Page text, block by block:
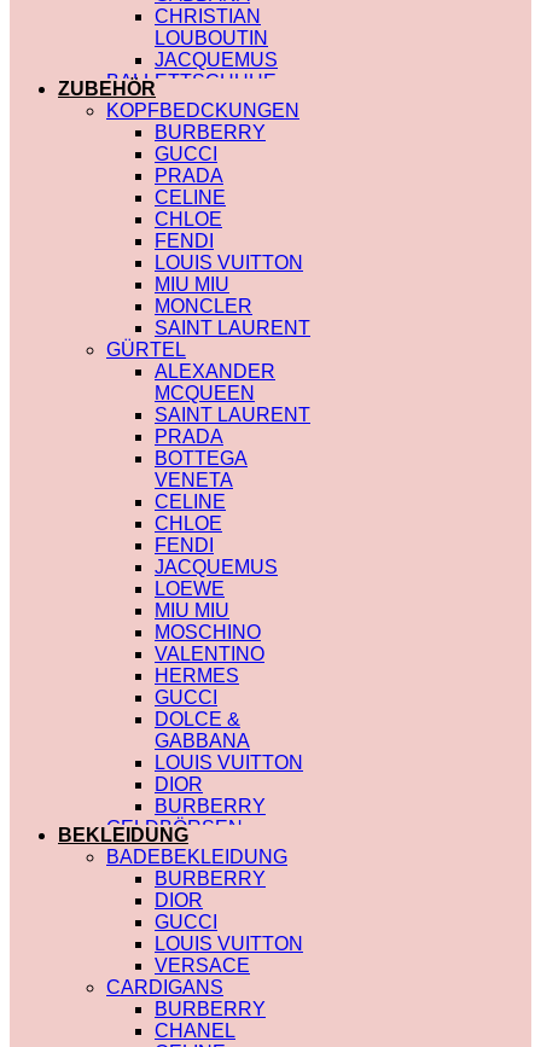
CHRISTIAN
LOUBOUTIN
JACQUEMUS
BALLETTSCHUHE
LOUIS VUITTON
ZUBEHÖR
KOPFBEDCKUNGEN
BURBERRY
GUCCI
PRADA
CELINE
CHLOE
FENDI
LOUIS VUITTON
MIU MIU
MONCLER
SAINT LAURENT
GÜRTEL
ALEXANDER
MCQUEEN
SAINT LAURENT
PRADA
BOTTEGA
VENETA
CELINE
CHLOE
FENDI
JACQUEMUS
LOEWE
MIU MIU
MOSCHINO
VALENTINO
HERMES
GUCCI
DOLCE &
GABBANA
LOUIS VUITTON
DIOR
BURBERRY
GELDBÖRSEN
SAINT LAURENT
PRADA
HERMES
GUCCI
DIOR
CHLOE
FENDI
JACQUEMUS
CELINE
BEKLEIDUNG
BADEBEKLEIDUNG
BURBERRY
DIOR
GUCCI
LOUIS VUITTON
VERSACE
CARDIGANS
BURBERRY
CHANEL